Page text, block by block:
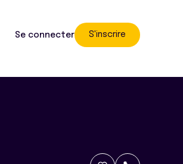
Se connecter S'inscrire